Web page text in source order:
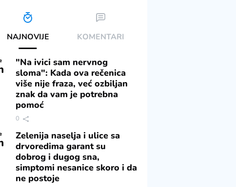
NAJNOVIJE KOMENTARI
"Na ivici sam nervnog
sloma": Kada ova rečenica
više nije fraza, već ozbiljan
znak da vam je potrebna
pomoć
0
Zelenija naselja i ulice sa
drvoredima garant su
dobrog i dugog sna,
simptomi nesanice skoro i da
ne postoje